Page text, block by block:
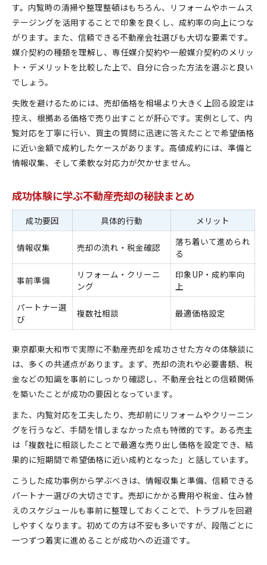
す。内覧時の清掃や整理整頓はもちろん、リフォームやホームス
テージングを活用することで印象を良くし、成約率の向上につな
がります。また、信頼できる不動産会社選びも大切な要素です。
媒介契約の種類を理解し、専任媒介契約や一般媒介契約のメリッ
ト・デメリットを比較した上で、自分に合った方法を選ぶと良い
でしょう。
失敗を避けるためには、売却価格を相場より大きく上回る設定は
控え、根拠ある価格で売り出すことが肝心です。実例として、内
覧対応を丁寧に行い、買主の質問に迅速に答えたことで希望価格
に近い金額で成約したケースがあります。高値成約には、準備と
情報収集、そして柔軟な対応力が欠かせません。
成功体験に学ぶ不動産売却の秘訣まとめ
成功要因 具体的行動 メリット
情報収集 売却の流れ・税金確認
落ち着いて進められ
る
事前準備
リフォーム・クリーニ
ング
印象UP・成約率向
上
パートナー選
び
複数社相談 最適価格設定
東京都東大和市で実際に不動産売却を成功させた方々の体験談に
は、多くの共通点があります。まず、売却の流れや必要書類、税
金などの知識を事前にしっかり確認し、不動産会社との信頼関係
を築いたことが成功の要因となっています。
また、内覧対応を工夫したり、売却前にリフォームやクリーニン
グを行うなど、手間を惜しまなかった点も特徴的です。ある売主
は「複数社に相談したことで最適な売り出し価格を設定でき、結
果的に短期間で希望価格に近い成約となった」と話しています。
こうした成功事例から学ぶべきは、情報収集と準備、信頼できる
パートナー選びの大切さです。売却にかかる費用や税金、住み替
えのスケジュールも事前に整理しておくことで、トラブルを回避
しやすくなります。初めての方は不安も多いですが、段階ごとに
一つずつ着実に進めることが成功への近道です。